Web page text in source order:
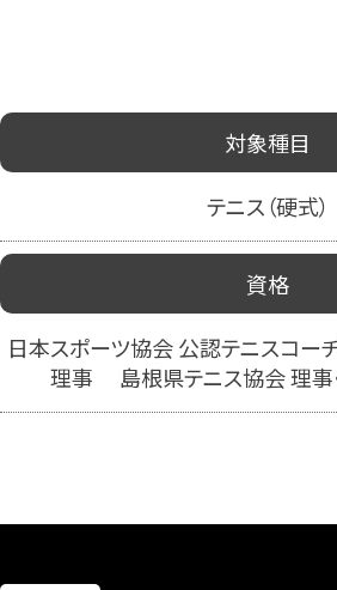
対象種目
テニス（硬式）
資格
日本スポーツ協会 公認テニスコ
理事 島根県テニス協会 理事